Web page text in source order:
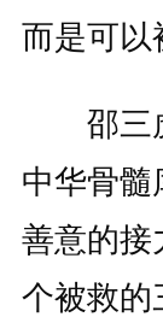
而是可以
邵三虎
中华骨髓
善意的接
个被救的